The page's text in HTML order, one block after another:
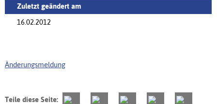
Zuletzt geändert am
16.02.2012
Änderungsmeldung
Teile diese Seite: